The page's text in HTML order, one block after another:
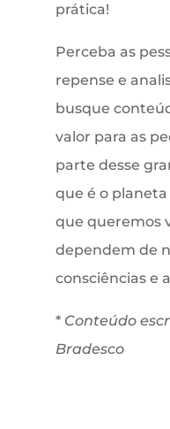
prática!
Perceba as
repense e
busque
valor para as
parte desse
que é o planeta
que queremos
dependem de
consciências e
* Conteúdo
Bradesco